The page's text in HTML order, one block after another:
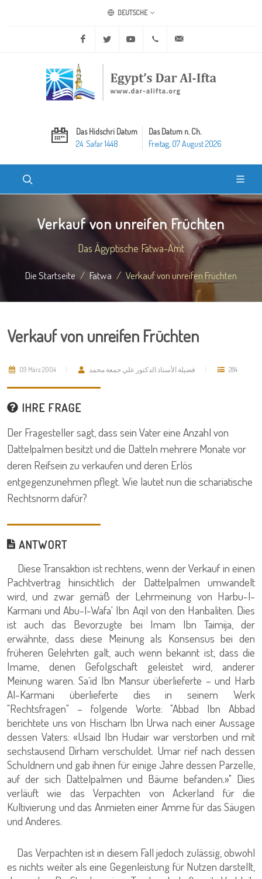
DEUTSCHE
Facebook Twitter Youtube +20 2 25970400
Das Hidschri Datum
24. Safar 1448
Das Datum n. Ch.
Freitag, 07 August 2026
Verkauf von unreifen Früchten
Das Ägyptische Fatwa-Amt
Die Startseite Fatwa Verkauf von unreifen Früchten
Verkauf von unreifen Früchten
09 März 2004 فضيلة الأستاذ الدكتور علي جمعة محمد 284
IHRE FRAGE
Der Fragesteller sagt, dass sein Vater eine Anzahl von
Dattelpalmen besitzt und die Datteln mehrere Monate vor
deren Reifsein zu verkaufen und deren Erlös
entgegenzunehmen pflegt. Wie lautet nun die schariatische
Rechtsnorm dafür?
ANTWORT
Diese Transaktion ist rechtens, wenn der Verkauf in einen
Pachtvertrag hinsichtlich der Dattelpalmen umwandelt
wird, und zwar gemäß der Lehrmeinung von Harbu-l-
Karmani und Abu-l-Wafa' Ibn Aqil von den Hanbaliten. Dies
ist auch das Bevorzugte bei Imam Ibn Taimija, der
erwähnte, dass diese Meinung als Konsensus bei den
früheren Gelehrten galt, auch wenn bekannt ist, dass die
Imame, denen Gefolgschaft geleistet wird, anderer
Meinung waren. Sa´id Ibn Mansur überlieferte – und Harb
Al-Karmani überlieferte dies in seinem Werk
"Rechtsfragen" – folgende Worte: "Abbad Ibn Abbad
berichtete uns von Hischam Ibn Urwa nach einer Aussage
dessen Vaters: «Usaid Ibn Hudair war verstorben und mit
sechstausend Dirham verschuldet. Umar rief nach dessen
Schuldnern und gab ihnen für einige Jahre dessen Parzelle,
auf der sich Dattelpalmen und Bäume befanden.»" Dies
verläuft wie das Verpachten von Ackerland für die
Kultivierung und das Anmieten einer Amme für das Säugen
und Anderes.
Das Verpachten ist in diesem Fall jedoch zulässig, obwohl
es nichts weiter als eine Gegenleistung für Nutzen darstellt,